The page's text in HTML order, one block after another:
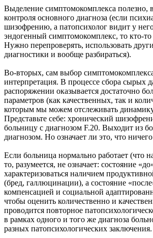
Выделение симптомокомплекса полезно,
контроля основного диагноза (если
шизофрению, а патопсихолог видит у
эндогенный симптомокомплекс, то кто-
Нужно перепроверять, использовать
диагностики и вообще разбираться).
Во-вторых, сам выбор
интерпретация. В процессе сбора сырых
распоряжении оказывается достаточно
параметров (как качественных, так и
которым мы можем отслеживать
Представьте себе: хронический
больницу с диагнозом F.20. Выходит из
диагнозом. Но означает ли это, что
Если больница нормально работает (что
то, разумеется, не означает: состояние
характеризоваться наличием
(бред, галлюцинации), а состояние
компенсацией и социальной
чтобы оценить количественно и
проводится повторное
в рамках одного и того же диагноза
разных патопсихологических заключения.